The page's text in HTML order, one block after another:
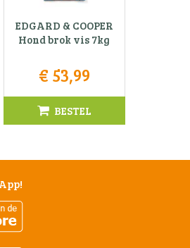
EDGARD & COOPER
Hond brok vis 7kg
€ 53,99
BESTEL